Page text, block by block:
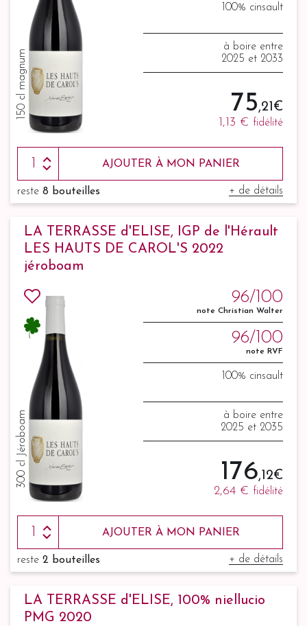
150 cl magnum
100% cinsault
à boire entre
2025 et 2033
75,21 €
1,13 € fidélité
AJOUTER À MON PANIER
reste 8 bouteilles + de détails
LA TERRASSE d'ELISE, IGP de l'Hérault
LES HAUTS DE CAROL'S 2022
jéroboam
300 cl Jéroboam
96/100
note Christian Walter
96/100
note RVF
100% cinsault
à boire entre
2025 et 2035
176,12 €
2,64 € fidélité
AJOUTER À MON PANIER
reste 2 bouteilles + de détails
LA TERRASSE d'ELISE, 100% niellucio
PMG 2020